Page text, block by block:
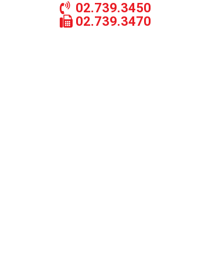
02.739.3450
02.739.3470